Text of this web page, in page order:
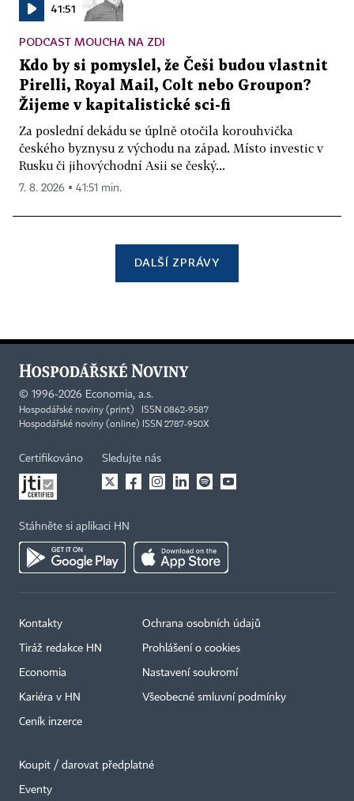
41:51
PODCAST MOUCHA NA ZDI
Kdo by si pomyslel, že Češi budou vlastnit
Pirelli, Royal Mail, Colt nebo Groupon?
Žijeme v kapitalistické sci-fi
Za poslední dekádu se úplně otočila korouhvička
českého byznysu z východu na západ. Místo investic v
Rusku či jihovýchodní Asii se český...
7. 8. 2026 ▪ 41:51 min.
DALŠÍ ZPRÁVY
© 1996-2026 Economia, a.s.
Hospodářské noviny (print) ISSN 0862-9587
Hospodářské noviny (online) ISSN 2787-950X
Certifikováno Sledujte nás
Stáhněte si aplikaci HN
Kontakty
Tiráž redakce HN
Economia
Kariéra v HN
Ceník inzerce
Ochrana osobních údajů
Prohlášení o cookies
Nastavení soukromí
Všeobecné smluvní podmínky
Koupit / darovat předplatné
Eventy